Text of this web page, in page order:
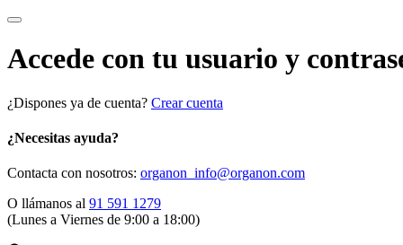
Accede con tu usuario y
¿Dispones ya de cuenta? Crear cuenta
¿Necesitas ayuda?
Contacta con nosotros: organon_info@organon.com
O llámanos al 91 591 1279
(Lunes a Viernes de 9:00 a 18:00)